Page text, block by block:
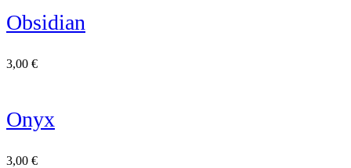
Obsidian
3,00 €
Onyx
3,00 €